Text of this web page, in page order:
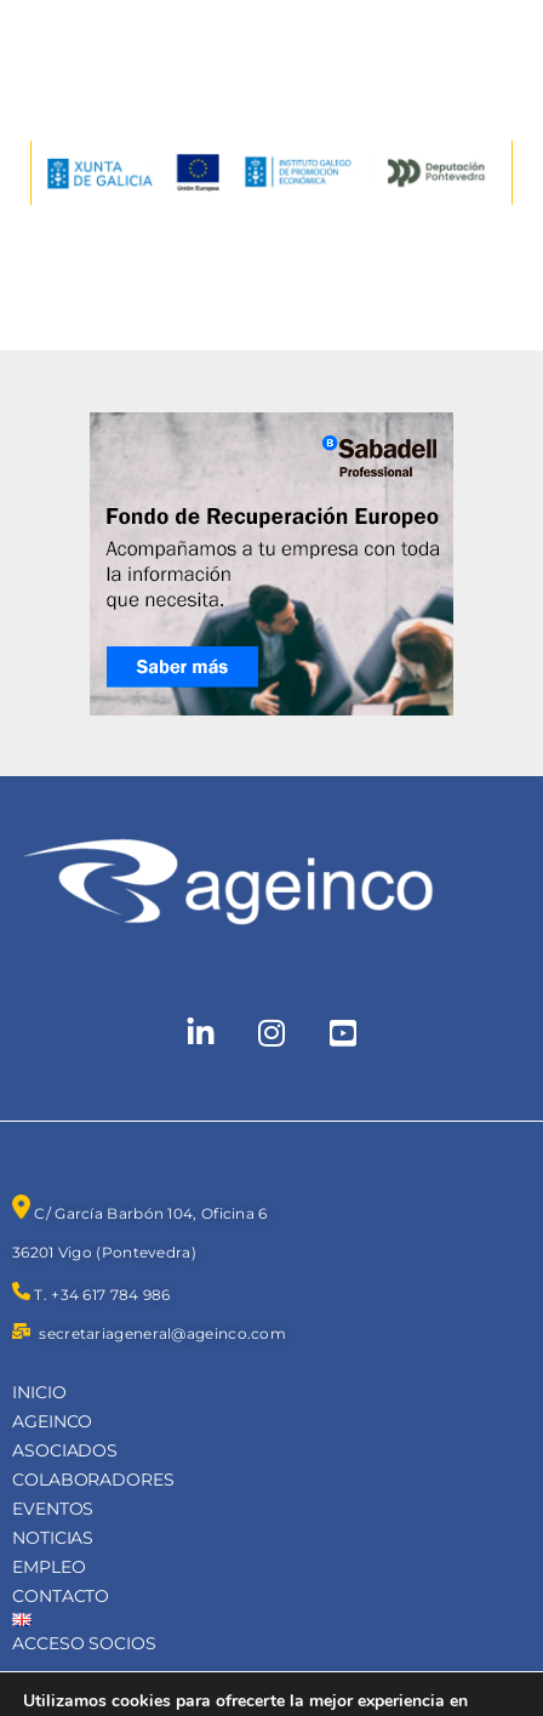
C/ García Barbón 104, Oficina 6
36201 Vigo (Pontevedra)
T. +34 617 784 986
secretariageneral@ageinco.com
INICIO
AGEINCO
ASOCIADOS
COLABORADORES
EVENTOS
NOTICIAS
EMPLEO
CONTACTO
ACCESO SOCIOS
Aviso legal
Utilizamos cookies para ofrecerte la mejor experiencia en